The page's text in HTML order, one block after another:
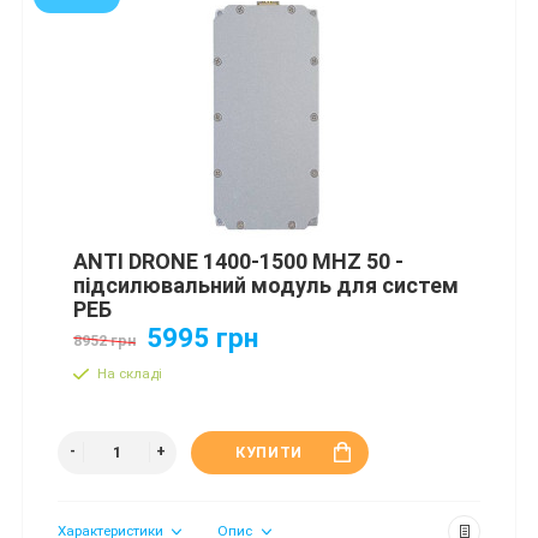
ANTI DRONE 1400-1500 MHZ 50 -
підсилювальний модуль для систем
РЕБ
8952 грн 5995 грн
На складі
КУПИТИ
Характеристики Опис